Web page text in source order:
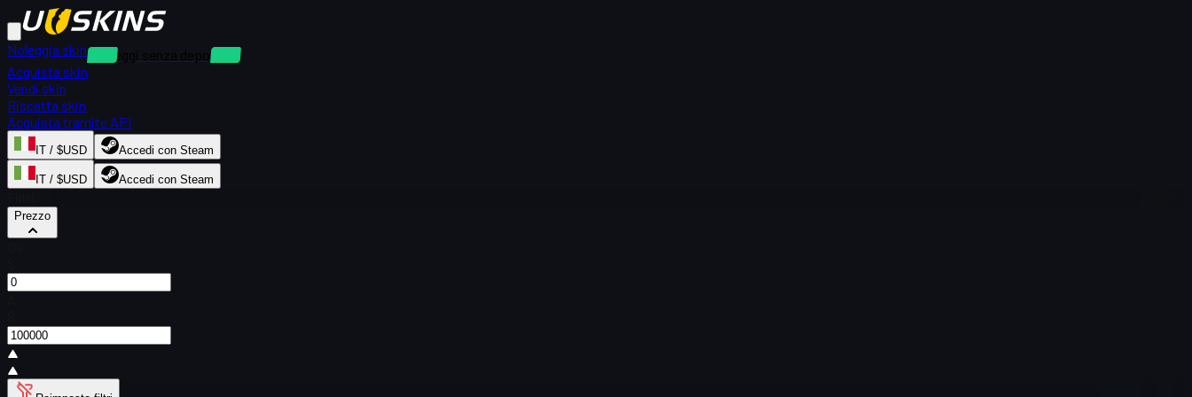
Noleggia skin
Noleggi senza deposito
Acquista skin
Vendi skin
Riscatta skin
Acquista tramite API
IT / $USD Accedi con Steam
IT / $USD Accedi con Steam
Prezzo